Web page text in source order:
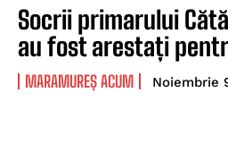
Socrii primarului
au fost arestați
MARAMUREȘ ACUM Noiembrie